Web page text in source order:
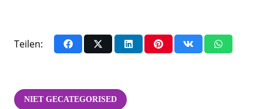
Teilen:
NIET GECATEGORISED